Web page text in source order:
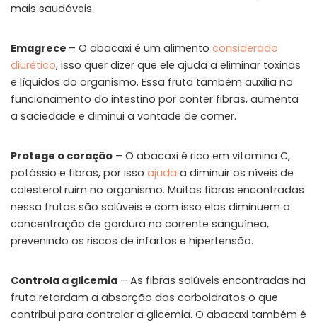
mais saudáveis.
Emagrece – O abacaxi é um alimento considerado
diurético, isso quer dizer que ele ajuda a eliminar toxinas
e líquidos do organismo. Essa fruta também auxilia no
funcionamento do intestino por conter fibras, aumenta
a saciedade e diminui a vontade de comer.
Protege o coração – O abacaxi é rico em vitamina C,
potássio e fibras, por isso ajuda a diminuir os níveis de
colesterol ruim no organismo. Muitas fibras encontradas
nessa frutas são solúveis e com isso elas diminuem a
concentração de gordura na corrente sanguínea,
prevenindo os riscos de infartos e hipertensão.
Controla a glicemia – As fibras solúveis encontradas na
fruta retardam a absorção dos carboidratos o que
contribui para controlar a glicemia. O abacaxi também é